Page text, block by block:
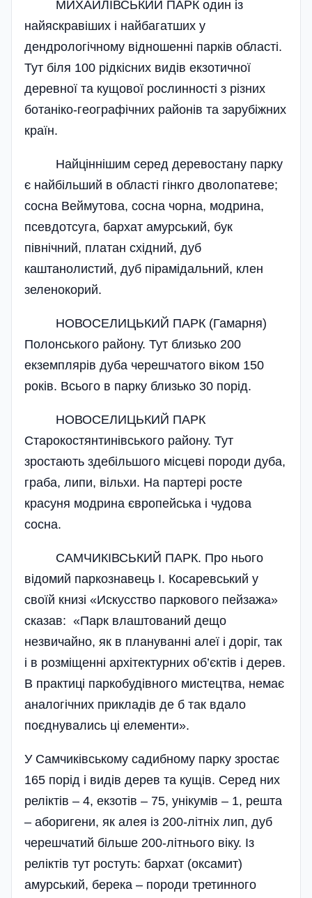
МИХАЙЛІВСЬКИЙ ПАРК один із
найяскравіших і найбагатших у
дендрологічному відношенні парків області.
Тут біля 100 рідкісних видів екзотичної
деревної та кущової рослинності з різних
ботаніко-географічних районів та зарубіжних
країн.
Найціннішим серед деревостану парку
є найбільший в області гінкго дволопатеве;
сосна Веймутова, сосна чорна, модрина,
псевдотсуга, бархат амурський, бук
північний, платан східний, дуб
каштанолистий, дуб пірамідальний, клен
зеленокорий.
НОВОСЕЛИЦЬКИЙ ПАРК (Гамарня)
Полонського району. Тут близько 200
екземплярів дуба черешчатого віком 150
років. Всього в парку близько 30 порід.
НОВОСЕЛИЦЬКИЙ ПАРК
Старокостянтинівського району. Тут
зростають здебільшого місцеві породи дуба,
граба, липи, вільхи. На партері росте
красуня модрина європейська і чудова
сосна.
САМЧИКІВСЬКИЙ ПАРК. Про нього
відомий паркознавець І. Косаревський у
своїй книзі «Искусство паркового пейзажа»
сказав: «Парк влаштований дещо
незвичайно, як в плануванні алеї і доріг, так
і в розміщенні архітектурних об’єктів і дерев.
В практиці паркобудівного мистецтва, немає
аналогічних прикладів де б так вдало
поєднувались ці елементи».
У Самчиківському садибному парку зростає
165 порід і видів дерев та кущів. Серед них
реліктів – 4, екзотів – 75, унікумів – 1, решта
– аборигени, як алея із 200-літніх лип, дуб
черешчатий більше 200-літнього віку. Із
реліктів тут ростуть: бархат (оксамит)
амурський, берека – породи третинного